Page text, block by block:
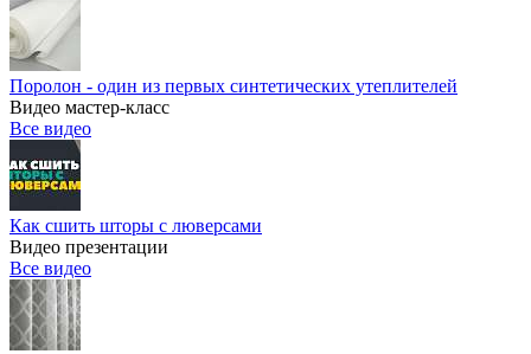
Поролон - один из первых синтетических утеплителей
Видео мастер-класс
Все видео
Как сшить шторы с люверсами
Видео презентации
Все видео